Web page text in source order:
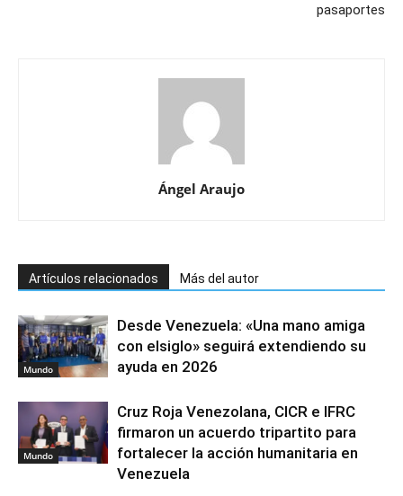
pasaportes
Ángel Araujo
Artículos relacionados Más del autor
Mundo
Desde Venezuela: «Una mano amiga
con elsiglo» seguirá extendiendo su
ayuda en 2026
Mundo
Cruz Roja Venezolana, CICR e IFRC
firmaron un acuerdo tripartito para
fortalecer la acción humanitaria en
Venezuela